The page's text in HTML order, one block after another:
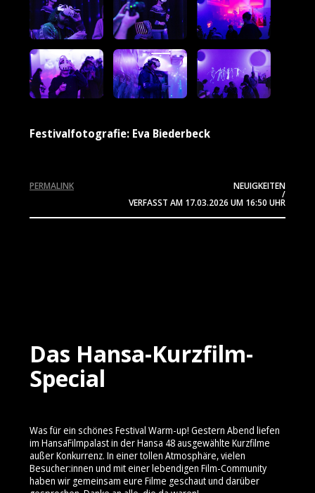
Festivalfotografie: Eva Biederbeck
NEUIGKEITEN
/
VERFASST AM 17.03.2026 UM 16:50 UHR
PERMALINK
Das Hansa-Kurzfilm-
Special
Was für ein schönes Festival Warm-up! Gestern Abend liefen
im HansaFilmpalast in der Hansa 48 ausgewählte Kurzfilme
außer Konkurrenz. In einer tollen Atmosphäre, vielen
Besucher:innen und mit einer lebendigen Film-Community
haben wir gemeinsam eure Filme geschaut und darüber